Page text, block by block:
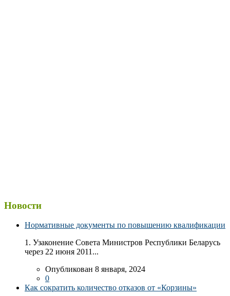
Новости
Нормативные документы по повышению квалификации
1. Узаконение Совета Министров Республики Беларусь
через 22 июня 2011...
Опубликован 8 января, 2024
0
Как сократить количество отказов от «Корзины»